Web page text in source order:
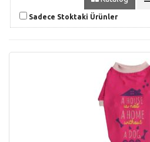
Sadece Stoktaki Ürünler